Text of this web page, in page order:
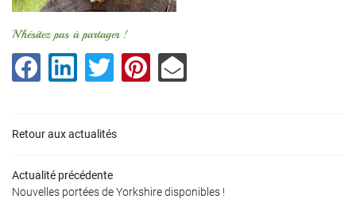
N'hésitez pas à partager !
Retour aux actualités
Actualité précédente
Nouvelles portées de Yorkshire disponibles !